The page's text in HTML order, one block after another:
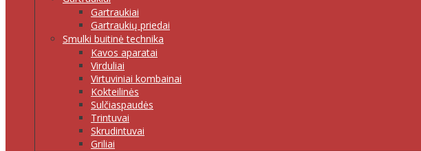
Gartraukiai
Gartraukių priedai
Smulki buitinė technika
Kavos aparatai
Virduliai
Virtuviniai kombainai
Kokteilinės
Sulčiaspaudės
Trintuvai
Skrudintuvai
Griliai